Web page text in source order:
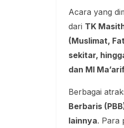
Acara yang
dari TK
(Muslimat,
sekitar,
dan MI
Berbagai
Berbaris
lainnya. Para